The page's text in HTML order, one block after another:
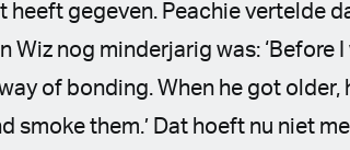
heeft gegeven. Peachie vertelde
Wiz nog minderjarig was:
of bonding. When he got
smoke them.’ Dat hoeft nu niet